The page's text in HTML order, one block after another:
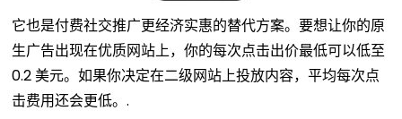
它也是付费社交推广更经济实惠的替代方案。要想让你的原
生广告出现在优质网站上，你的每次点击出价最低可以低至
0.2 美元。如果你决定在二级网站上投放内容，平均每次点
击费用还会更低。.